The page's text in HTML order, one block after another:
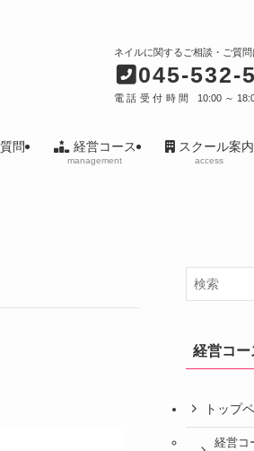
ネイルに関するご相談・ご質
045-532-
電話受付時間 10:00～
問 経営コース
management
スクール案内
access
経営コ
トップ
経営コ